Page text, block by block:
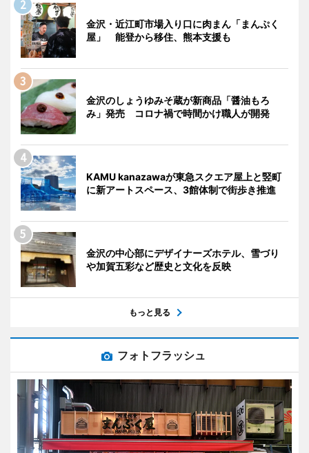
金沢・近江町市場入り口に肉まん「まんぷく
屋」 能登から移住、熊本支援も
金沢のしょうゆみそ蔵が新商品「醤油もろ
み」発売 コロナ禍で時間かけ職人が開発
KAMU kanazawaが東急スクエア屋上と竪町
に新アートスペース、3館体制で街歩き推進
金沢の中心部にデザイナーズホテル、雪づり
や加賀五彩など歴史と文化を反映
もっと見る
フォトフラッシュ